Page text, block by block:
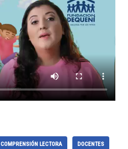
COMPRENSIÓN LECTORA DOCENTES